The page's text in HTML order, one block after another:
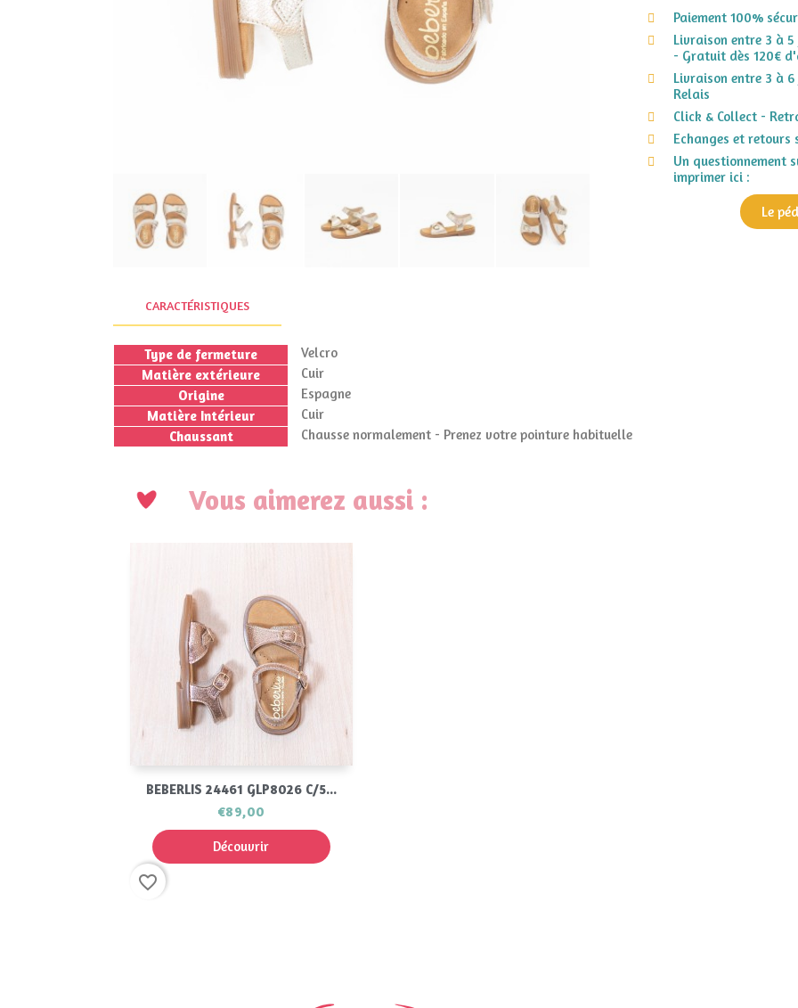
Paiement 100%
Livraison entre 3 à
- Gratuit dès 120€
Livraison entre 3 à
Relais
Click & Collect -
Echanges et retours
Un questionnement
imprimer ici :
Le
CARACTÉRISTIQUES
Type de fermeture
Velcro
Matière extérieure
Cuir
Origine
Espagne
Matière Intérieur
Cuir
Chaussant
Chausse normalement - Prenez votre pointure habituelle
Vous aimerez aussi :
Aperçu rapide
BEBERLIS 24461 GLP8026 C/5...
€89,00
Découvrir
favorite_border